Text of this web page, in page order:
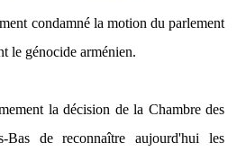
condamné la motion du parlement
le génocide arménien.
la décision de la Chambre des
Bas de reconnaître aujourd'hui les